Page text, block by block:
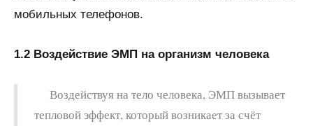
мобильных телефонов.
1.2 Воздействие ЭМП на организм человека
Воздействуя на тело человека, ЭМП вызывает
тепловой эффект, который возникает за счёт